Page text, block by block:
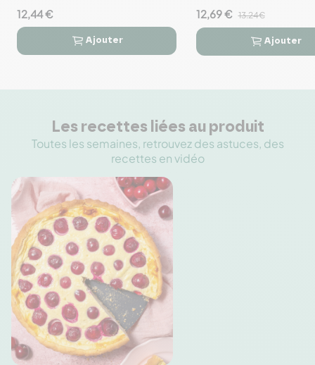
12,44 €
 
Ajouter
12,69 € 13.24€
 
Ajouter
Les recettes liées au produit
Toutes les semaines, retrouvez des astuces, des
recettes en vidéo